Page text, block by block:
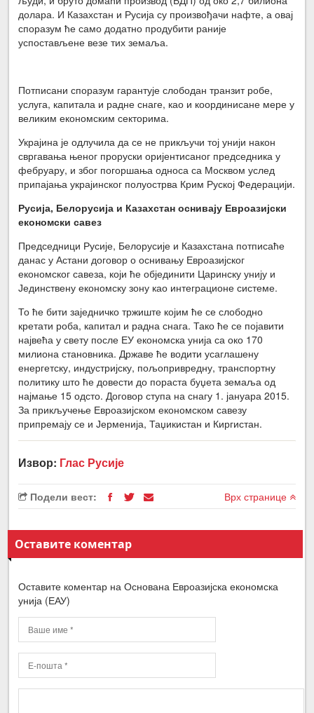
долара. И Казахстан и Русија су произвођачи нафте, а овај
споразум ће само додатно продубити раније
успостављене везе тих земаља.
Потписани споразум гарантује слободан транзит робе,
услуга, капитала и радне снаге, као и координисане мере у
великим економским секторима.
Украјина је одлучила да се не прикључи тој унији након
свргавања њеног проруски оријентисаног председника у
фебруару, и због погоршања односа са Москвом услед
припајања украјинског полуострва Крим Руској Федерацији.
Русија, Белорусија и Казахстан оснивају Евроазијски
економски савез
Председници Русије, Белорусије и Казахстана потписаће
данас у Астани договор о оснивању Евроазијског
економског савеза, који ће објединити Царинску унију и
Јединствену економску зону као интеграционе системе.
То ће бити заједничко тржиште којим ће се слободно
кретати роба, капитал и радна снага. Тако ће се појавити
највећа у свету после ЕУ економска унија са око 170
милиона становника. Државе ће водити усаглашену
енергетску, индустријску, пољопривредну, транспортну
политику што ће довести до пораста буџета земаља од
најмање 15 одсто. Договор ступа на снагу 1. јануара 2015.
За прикључење Евроазијском економском савезу
припремају се и Јерменија, Таџикистан и Киргистан.
Извор: Глас Русије
Подели вест: Врх странице
Оставите коментар
Оставите коментар на Основана Евроазијска економска
унија (ЕАУ)